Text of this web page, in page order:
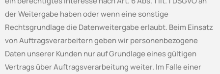
der Weitergabe haben oder wenn eine sonstige
Rechtsgrundlage die Datenweitergabe erlaubt. Beim Einsatz
von Auftragsverarbeitern geben wir personenbezogene
Daten unserer Kunden nur auf Grundlage eines gültigen
Vertrags über Auftragsverarbeitung weiter. Im Falle einer